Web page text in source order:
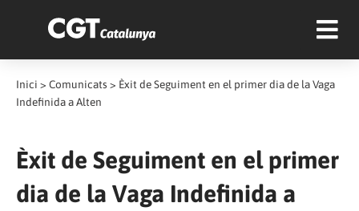
Inici > Comunicats > Èxit de Seguiment en el primer dia de la Vaga
Indefinida a Alten
Èxit de Seguiment en el primer
dia de la Vaga Indefinida a